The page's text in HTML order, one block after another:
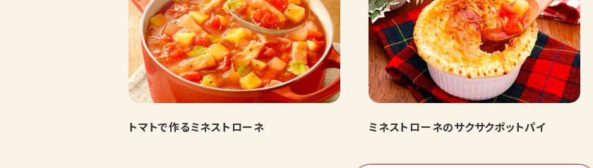
トマトで作るミネストローネ ミネストローネのサクサクポットパイ